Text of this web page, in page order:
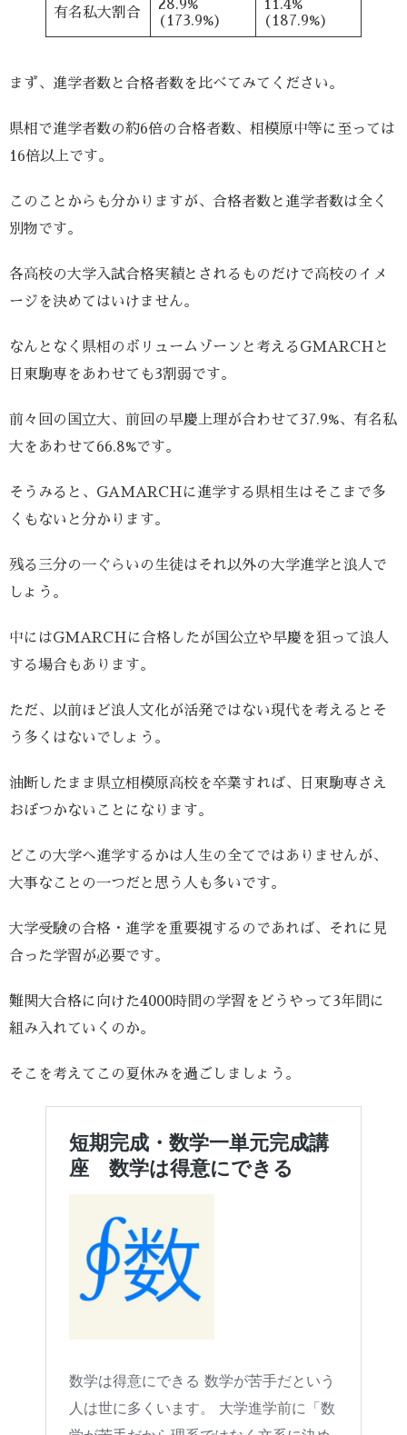
有名私大割合
28.9%
(173.9%)
11.4%
(187.9%)
まず、進学者数と合格者数を比べてみてください。
県相で進学者数の約6倍の合格者数、相模原中等に至っては
16倍以上です。
このことからも分かりますが、合格者数と進学者数は全く
別物です。
各高校の大学入試合格実績とされるものだけで高校のイメ
ージを決めてはいけません。
なんとなく県相のボリュームゾーンと考えるGMARCHと
日東駒専をあわせても3割弱です。
前々回の国立大、前回の早慶上理が合わせて37.9%、有名私
大をあわせて66.8%です。
そうみると、GAMARCHに進学する県相生はそこまで多
くもないと分かります。
残る三分の一ぐらいの生徒はそれ以外の大学進学と浪人で
しょう。
中にはGMARCHに合格したが国公立や早慶を狙って浪人
する場合もあります。
ただ、以前ほど浪人文化が活発ではない現代を考えるとそ
う多くはないでしょう。
油断したまま県立相模原高校を卒業すれば、日東駒専さえ
おぼつかないことになります。
どこの大学へ進学するかは人生の全てではありませんが、
大事なことの一つだと思う人も多いです。
大学受験の合格・進学を重要視するのであれば、それに見
合った学習が必要です。
難関大合格に向けた4000時間の学習をどうやって3年間に
組み入れていくのか。
そこを考えてこの夏休みを過ごしましょう。